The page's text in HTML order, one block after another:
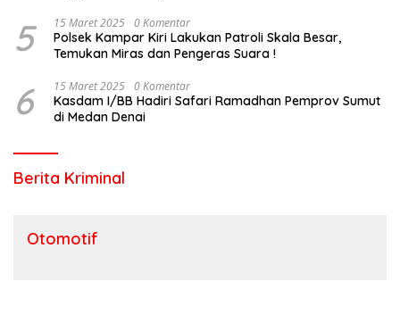
5 15 Maret 2025 0 Komentar
Polsek Kampar Kiri Lakukan Patroli Skala Besar,
Temukan Miras dan Pengeras Suara !
6 15 Maret 2025 0 Komentar
Kasdam I/BB Hadiri Safari Ramadhan Pemprov Sumut
di Medan Denai
Berita Kriminal
Otomotif